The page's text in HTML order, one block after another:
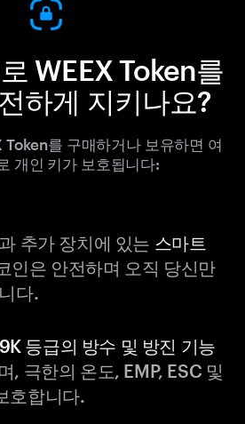
WEEX Token를
하게 지키나요?
를 구매하거나 보유하면 여
개인 키가 보호됩니다:
추가 장치에 있는 스마트
인은 안전하며 오직 당신만
다.
등급의 방수 및 방진 기능
, 극한의 온도, EMP, ESC 및
호합니다.